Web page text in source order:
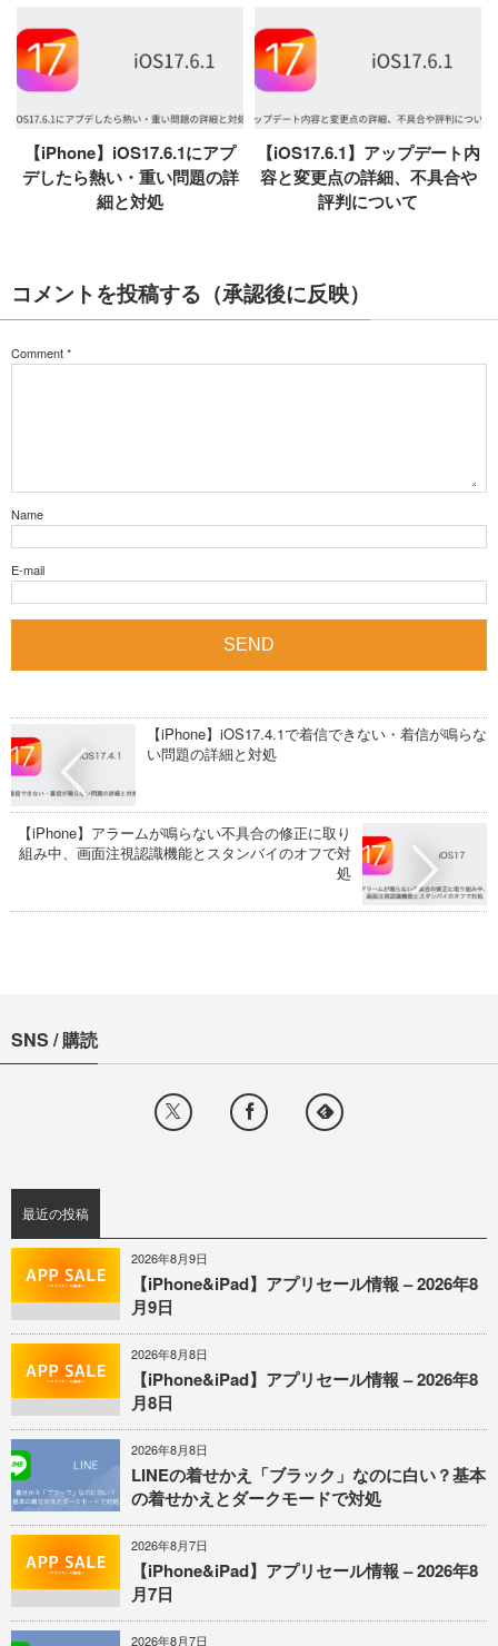
【iPhone】iOS17.6.1にアプ
デしたら熱い・重い問題の詳
細と対処
【iOS17.6.1】アップデート内
容と変更点の詳細、不具合や
評判について
コメントを投稿する（承認後に反映）
Comment*
Name
E-mail
【iPhone】iOS17.4.1で着信できない・着信が鳴らな
い問題の詳細と対処
【iPhone】アラームが鳴らない不具合の修正に取り
組み中、画面注視認識機能とスタンバイのオフで対
処
SNS / 購読
最近の投稿
2026年8月9日
【iPhone&iPad】アプリセール情報 – 2026年8
月9日
2026年8月8日
【iPhone&iPad】アプリセール情報 – 2026年8
月8日
2026年8月8日
LINEの着せかえ「ブラック」なのに白い？基本
の着せかえとダークモードで対処
2026年8月7日
【iPhone&iPad】アプリセール情報 – 2026年8
月7日
2026年8月7日